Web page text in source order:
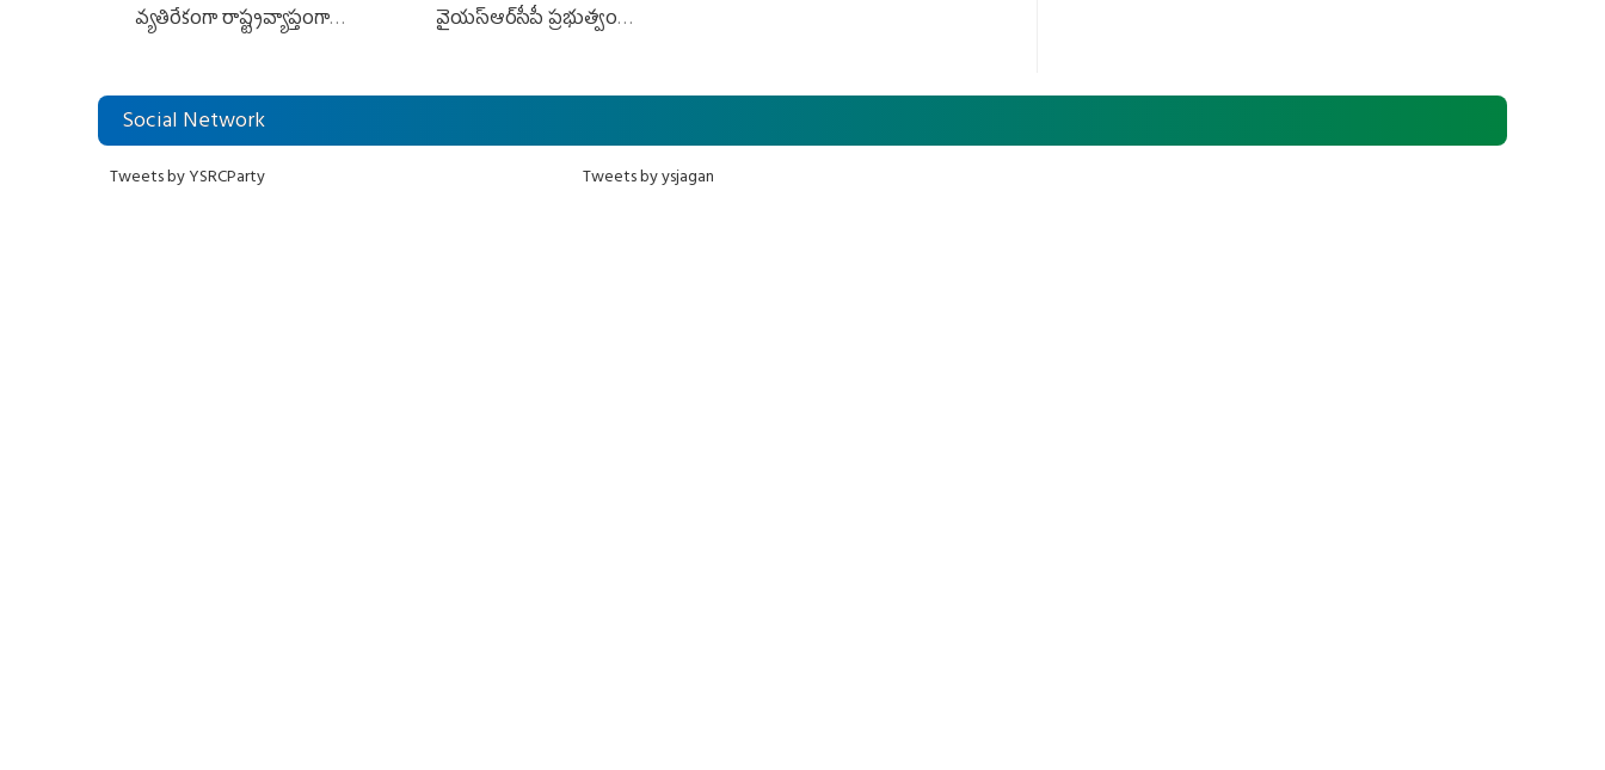
వ్యతిరేకంగా రాష్ట్రవ్యాప్తంగా
ఆందోళనలు
వైయ‌స్ఆర్‌సీపీ ప్రభుత్వం
Social Network
Tweets by YSRCParty Tweets by ysjagan